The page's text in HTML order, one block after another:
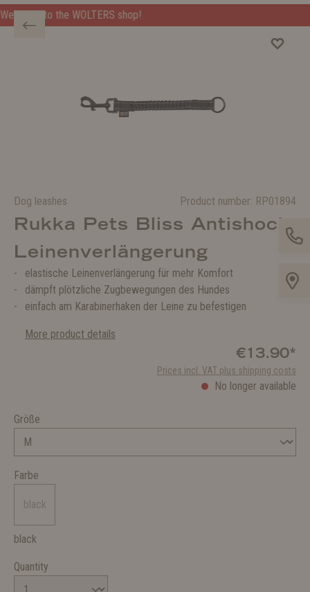
Dog leashes Product number: RP01894
Rukka Pets Bliss Antishock
Leinenverlängerung
elastische Leinenverlängerung für mehr Komfort
dämpft plötzliche Zugbewegungen des Hundes
einfach am Karabinerhaken der Leine zu befestigen
More product details
€13.90*
Prices incl. VAT plus shipping costs
No longer available
Größe
Farbe
black
black
Quantity